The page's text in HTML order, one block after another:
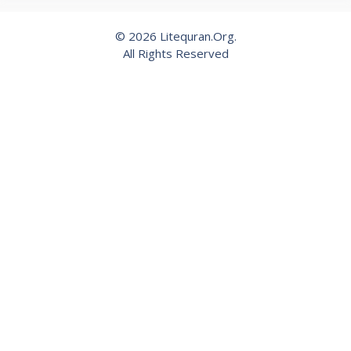
© 2026 Litequran.Org.
All Rights Reserved